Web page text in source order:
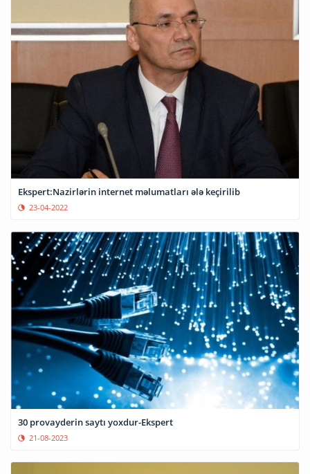
Ekspert:Nazirlərin internet məlumatları ələ keçirilib
23-04-2022
30 provayderin saytı yoxdur-Ekspert
21-08-2023